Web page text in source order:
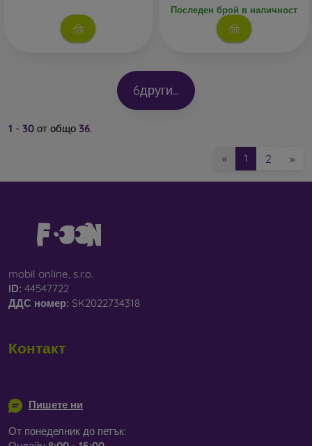
Последен брой в наличност
6други...
1 - 30 от общо 36.
« 1 2 »
mobil online, s.r.o.
ID: 44547722
ДДС ​​номер: SK2022734318
Контакт
Пишете ни
От понеделник до петък: